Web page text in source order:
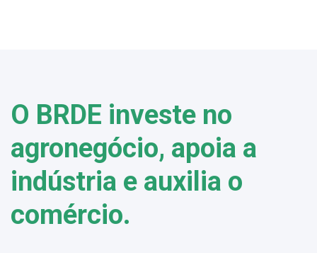
O BRDE investe no
agronegócio, apoia a
indústria e auxilia o
comércio.